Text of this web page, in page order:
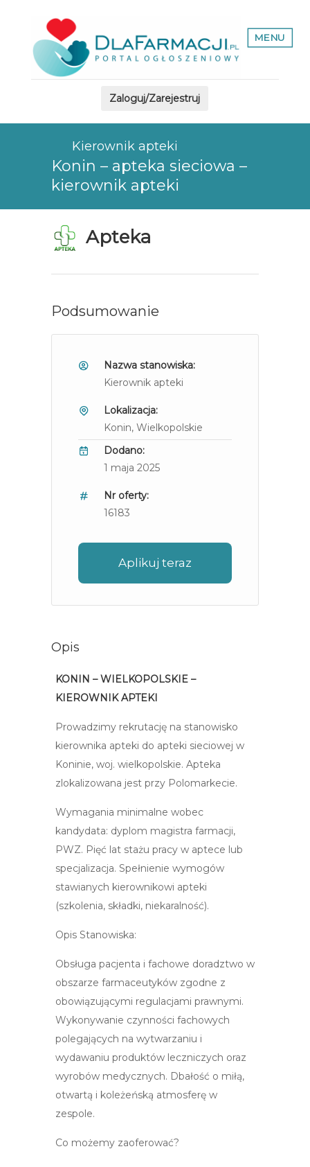
MENU
Zaloguj/Zarejestruj
Kierownik apteki
Konin – apteka sieciowa –
kierownik apteki
Apteka
Podsumowanie
Nazwa stanowiska:
Kierownik apteki
Lokalizacja:
Konin, Wielkopolskie
Dodano:
1 maja 2025
Nr oferty:
16183
Aplikuj teraz
Opis
KONIN – WIELKOPOLSKIE –
KIEROWNIK APTEKI
Prowadzimy rekrutację na stanowisko
kierownika apteki do apteki sieciowej w
Koninie, woj. wielkopolskie. Apteka
zlokalizowana jest przy Polomarkecie.
Wymagania minimalne wobec
kandydata: dyplom magistra farmacji,
PWZ. Pięć lat stażu pracy w aptece lub
specjalizacja. Spełnienie wymogów
stawianych kierownikowi apteki
(szkolenia, składki, niekaralność).
Opis Stanowiska:
Obsługa pacjenta i fachowe doradztwo w
obszarze farmaceutyków zgodne z
obowiązującymi regulacjami prawnymi.
Wykonywanie czynności fachowych
polegających na wytwarzaniu i
wydawaniu produktów leczniczych oraz
wyrobów medycznych. Dbałość o miłą,
otwartą i koleżeńską atmosferę w
zespole.
Co możemy zaoferować?